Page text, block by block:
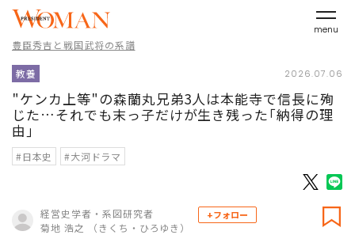
menu
豊臣秀吉と戦国武将の系譜
教養 2026.07.06
"ケンカ上等"の森蘭丸兄弟3人は本能寺で信長に殉
じた…それでも末っ子だけが生き残った｢納得の理
由｣
#日本史 #大河ドラマ
経営史学者・系図研究者
菊地 浩之 （きくち・ひろゆき）
+フォロー